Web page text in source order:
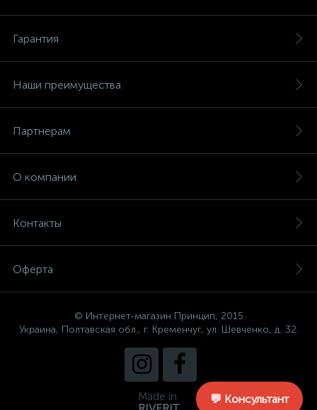
Гарантия
Наши преимущества
Партнерам
О компании
Контакты
Оферта
© Интернет-магазин Принцип, 2015
Украина, Полтавская обл., г. Кременчуг, ул. Шевченко, д. 32.
Made in
💬 Консультант